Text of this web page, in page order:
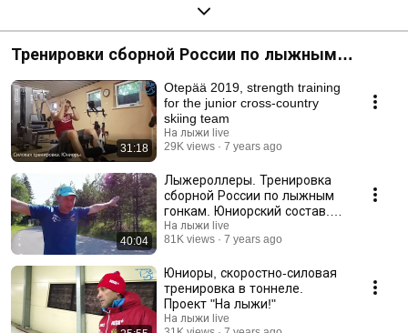
Тренировки сборной России по лыжным
гонкам
31:18
Otepää 2019, strength training
for the junior cross-country
skiing team
На лыжи live
29K views
7 years ago
40:04
Лыжероллеры. Тренировка
сборной России по лыжным
гонкам. Юниорский состав.
Отепя 2019.
На лыжи live
81K views
7 years ago
Юниоры, скоростно-силовая
тренировка в тоннеле.
Проект "На лыжи!"
На лыжи live